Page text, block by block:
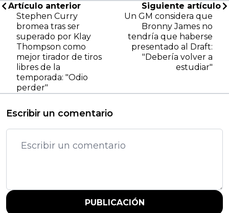
Artículo anterior
Stephen Curry
bromea tras ser
superado por Klay
Thompson como
mejor tirador de tiros
libres de la
temporada: "Odio
perder"
Siguiente artículo
Un GM considera que
Bronny James no
tendría que haberse
presentado al Draft:
"Debería volver a
estudiar"
Escribir un comentario
PUBLICACIÓN